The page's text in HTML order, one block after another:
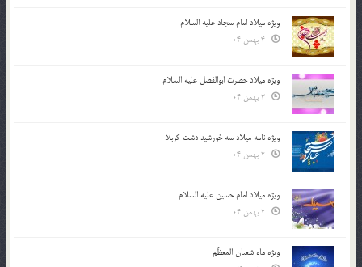
ویژه میلاد امام سجاد علیه السلام
ویژه میلاد حضرت ابوالفضل علیه السلام
ویژه نامه میلاد سه خورشید دشت کربلا
ویژه میلاد امام حسین علیه السلام
ویژه ماه شعبان المعظّم